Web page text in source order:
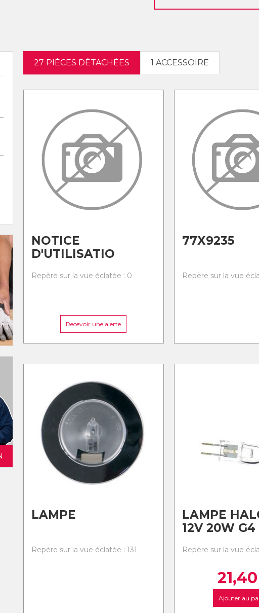
27 PIÈCES DÉTACHÉES 1 ACCESSOIRE
NOTICE
D'UTILISATIO
Repère sur la vue éclatée : 0
Recevoir une alerte
77X9235
Repère sur la vue
LAMPE
Repère sur la vue éclatée : 131
LAMPE
12V 20W G4
Repère sur la vue
21,40
Ajouter au